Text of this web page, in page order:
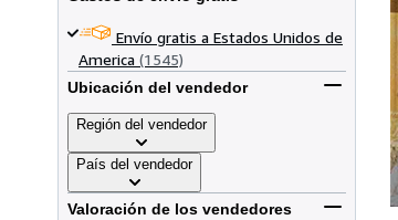
Envío gratis a Estados Unidos de
America (1545)
Ubicación del vendedor
Región del vendedor
País del vendedor
Valoración de los vendedores